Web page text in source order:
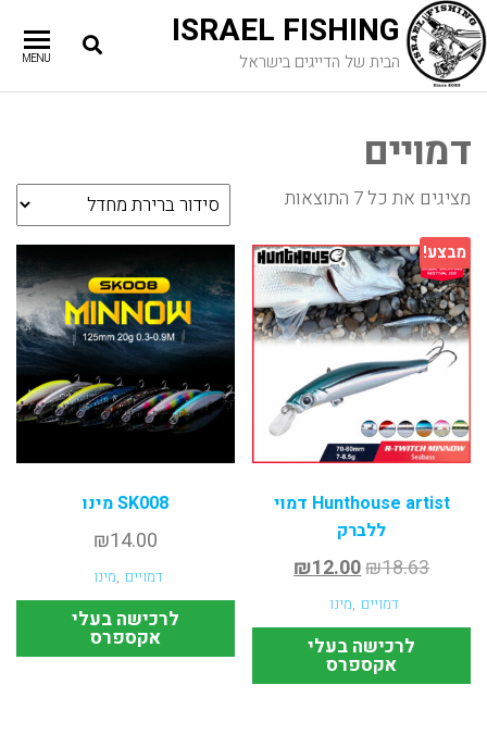
ISRAEL FISHING
הבית של הדייגים בישראל MENU
דמויים
מציגים את כל ⁦7⁩ התוצאות
מבצע!
Hunthouse artist דמוי
ללברק
₪18.63
₪12.00
דמויים ,מינו
לרכישה בעלי
אקספרס
SK008 מינו
₪14.00
דמויים ,מינו
לרכישה בעלי
אקספרס